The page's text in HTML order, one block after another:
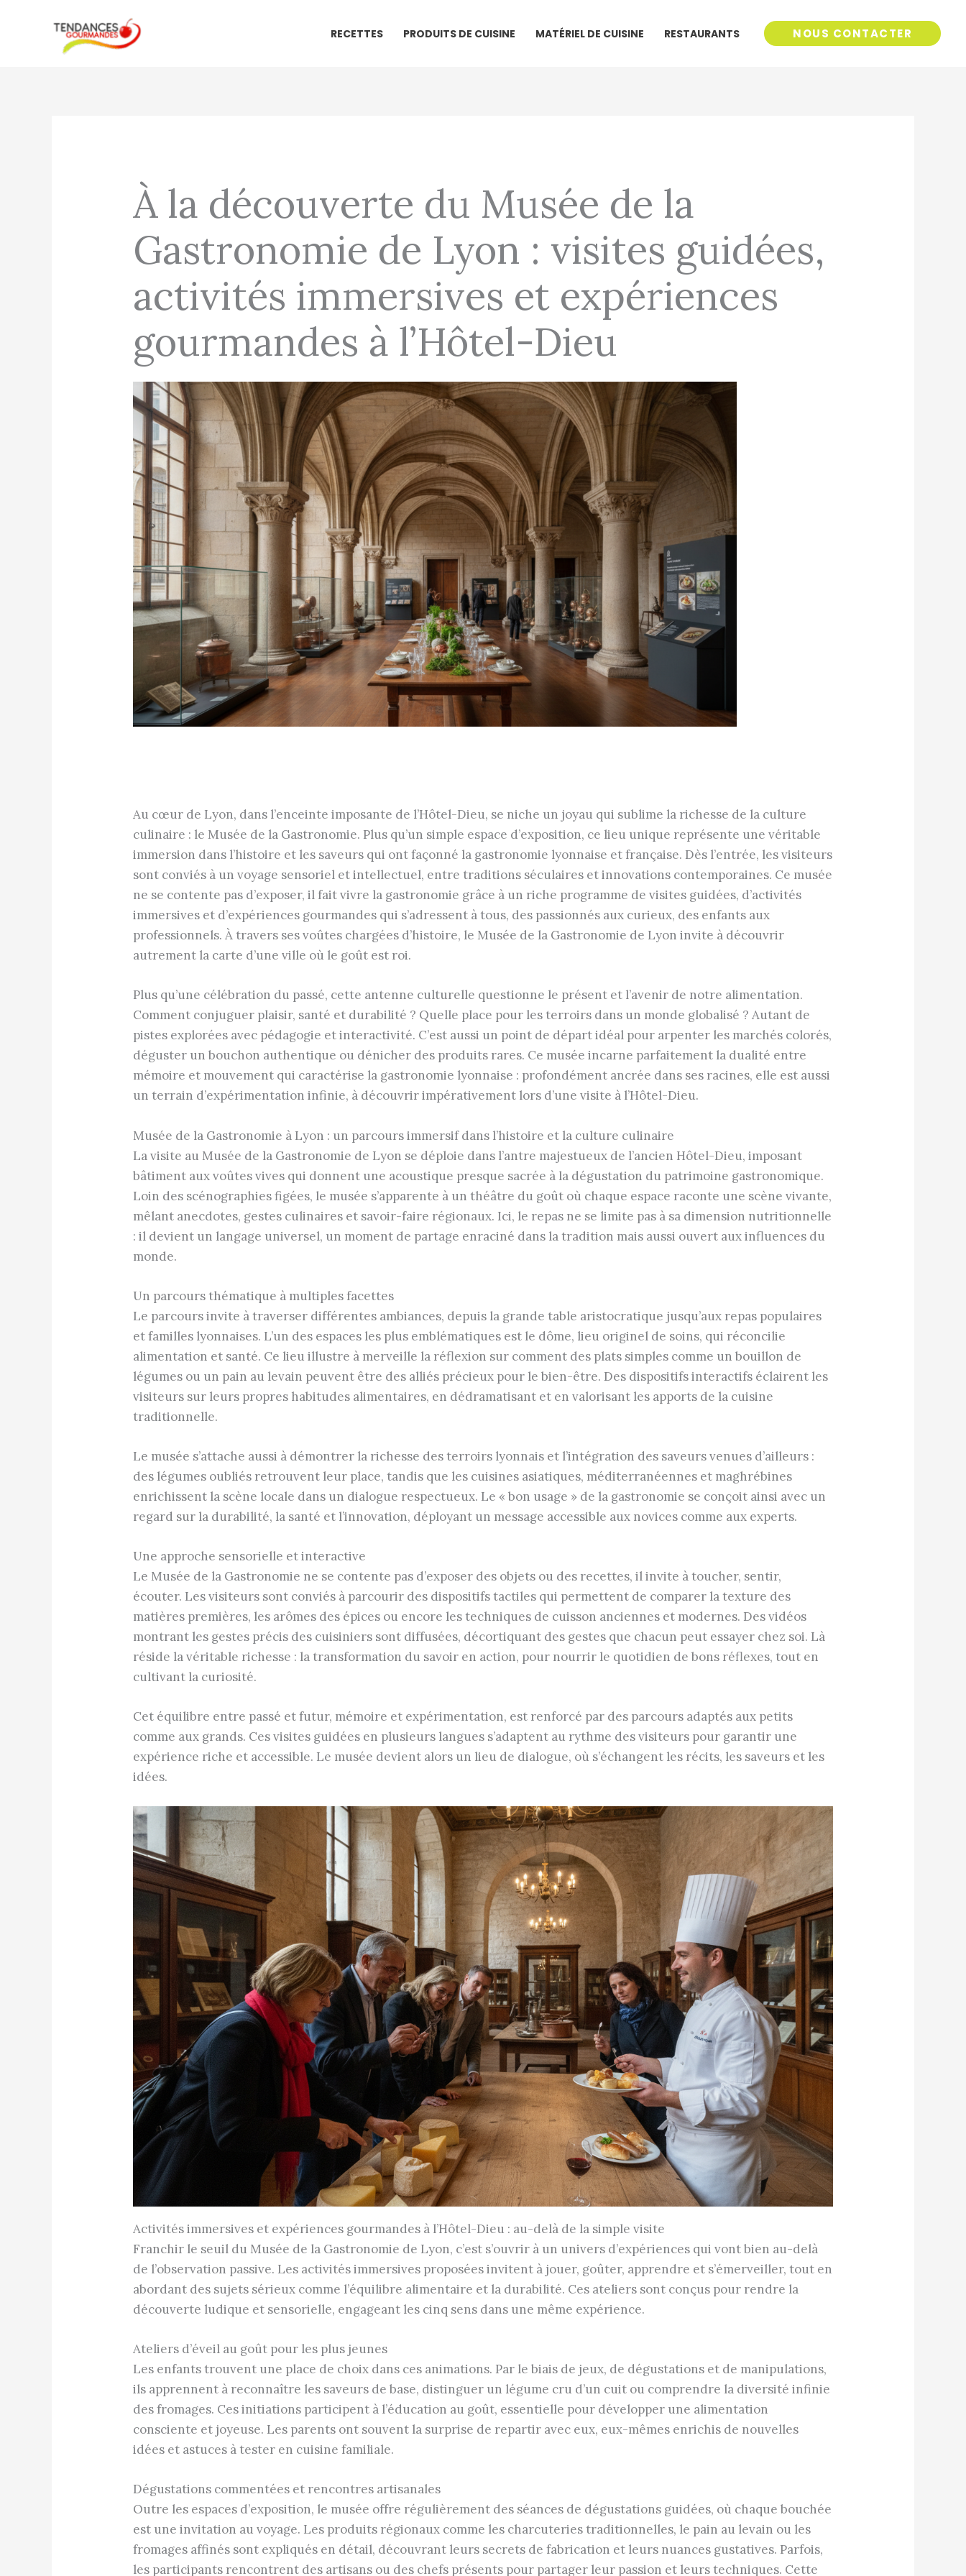
RECETTES PRODUITS DE CUISINE MATÉRIEL DE CUISINE RESTAURANTS NOUS CONTACTER
À la découverte du Musée de la
Gastronomie de Lyon : visites guidées,
activités immersives et expériences
gourmandes à l’Hôtel-Dieu
Au cœur de Lyon, dans l’enceinte imposante de l’Hôtel-Dieu, se niche un joyau qui sublime la richesse de la culture
culinaire : le Musée de la Gastronomie. Plus qu’un simple espace d’exposition, ce lieu unique représente une véritable
immersion dans l’histoire et les saveurs qui ont façonné la gastronomie lyonnaise et française. Dès l’entrée, les visiteurs
sont conviés à un voyage sensoriel et intellectuel, entre traditions séculaires et innovations contemporaines. Ce musée
ne se contente pas d’exposer, il fait vivre la gastronomie grâce à un riche programme de visites guidées, d’activités
immersives et d’expériences gourmandes qui s’adressent à tous, des passionnés aux curieux, des enfants aux
professionnels. À travers ses voûtes chargées d’histoire, le Musée de la Gastronomie de Lyon invite à découvrir
autrement la carte d’une ville où le goût est roi.
Plus qu’une célébration du passé, cette antenne culturelle questionne le présent et l’avenir de notre alimentation.
Comment conjuguer plaisir, santé et durabilité ? Quelle place pour les terroirs dans un monde globalisé ? Autant de
pistes explorées avec pédagogie et interactivité. C’est aussi un point de départ idéal pour arpenter les marchés colorés,
déguster un bouchon authentique ou dénicher des produits rares. Ce musée incarne parfaitement la dualité entre
mémoire et mouvement qui caractérise la gastronomie lyonnaise : profondément ancrée dans ses racines, elle est aussi
un terrain d’expérimentation infinie, à découvrir impérativement lors d’une visite à l’Hôtel-Dieu.
Musée de la Gastronomie à Lyon : un parcours immersif dans l’histoire et la culture culinaire
La visite au Musée de la Gastronomie de Lyon se déploie dans l’antre majestueux de l’ancien Hôtel-Dieu, imposant
bâtiment aux voûtes vives qui donnent une acoustique presque sacrée à la dégustation du patrimoine gastronomique.
Loin des scénographies figées, le musée s’apparente à un théâtre du goût où chaque espace raconte une scène vivante,
mêlant anecdotes, gestes culinaires et savoir-faire régionaux. Ici, le repas ne se limite pas à sa dimension nutritionnelle
: il devient un langage universel, un moment de partage enraciné dans la tradition mais aussi ouvert aux influences du
monde.
Un parcours thématique à multiples facettes
Le parcours invite à traverser différentes ambiances, depuis la grande table aristocratique jusqu’aux repas populaires
et familles lyonnaises. L’un des espaces les plus emblématiques est le dôme, lieu originel de soins, qui réconcilie
alimentation et santé. Ce lieu illustre à merveille la réflexion sur comment des plats simples comme un bouillon de
légumes ou un pain au levain peuvent être des alliés précieux pour le bien-être. Des dispositifs interactifs éclairent les
visiteurs sur leurs propres habitudes alimentaires, en dédramatisant et en valorisant les apports de la cuisine
traditionnelle.
Le musée s’attache aussi à démontrer la richesse des terroirs lyonnais et l’intégration des saveurs venues d’ailleurs :
des légumes oubliés retrouvent leur place, tandis que les cuisines asiatiques, méditerranéennes et maghrébines
enrichissent la scène locale dans un dialogue respectueux. Le « bon usage » de la gastronomie se conçoit ainsi avec un
regard sur la durabilité, la santé et l’innovation, déployant un message accessible aux novices comme aux experts.
Une approche sensorielle et interactive
Le Musée de la Gastronomie ne se contente pas d’exposer des objets ou des recettes, il invite à toucher, sentir,
écouter. Les visiteurs sont conviés à parcourir des dispositifs tactiles qui permettent de comparer la texture des
matières premières, les arômes des épices ou encore les techniques de cuisson anciennes et modernes. Des vidéos
montrant les gestes précis des cuisiniers sont diffusées, décortiquant des gestes que chacun peut essayer chez soi. Là
réside la véritable richesse : la transformation du savoir en action, pour nourrir le quotidien de bons réflexes, tout en
cultivant la curiosité.
Cet équilibre entre passé et futur, mémoire et expérimentation, est renforcé par des parcours adaptés aux petits
comme aux grands. Ces visites guidées en plusieurs langues s’adaptent au rythme des visiteurs pour garantir une
expérience riche et accessible. Le musée devient alors un lieu de dialogue, où s’échangent les récits, les saveurs et les
idées.
Activités immersives et expériences gourmandes à l’Hôtel-Dieu : au-delà de la simple visite
Franchir le seuil du Musée de la Gastronomie de Lyon, c’est s’ouvrir à un univers d’expériences qui vont bien au-delà
de l’observation passive. Les activités immersives proposées invitent à jouer, goûter, apprendre et s’émerveiller, tout en
abordant des sujets sérieux comme l’équilibre alimentaire et la durabilité. Ces ateliers sont conçus pour rendre la
découverte ludique et sensorielle, engageant les cinq sens dans une même expérience.
Ateliers d’éveil au goût pour les plus jeunes
Les enfants trouvent une place de choix dans ces animations. Par le biais de jeux, de dégustations et de manipulations,
ils apprennent à reconnaître les saveurs de base, distinguer un légume cru d’un cuit ou comprendre la diversité infinie
des fromages. Ces initiations participent à l’éducation au goût, essentielle pour développer une alimentation
consciente et joyeuse. Les parents ont souvent la surprise de repartir avec eux, eux-mêmes enrichis de nouvelles
idées et astuces à tester en cuisine familiale.
Dégustations commentées et rencontres artisanales
Outre les espaces d’exposition, le musée offre régulièrement des séances de dégustations guidées, où chaque bouchée
est une invitation au voyage. Les produits régionaux comme les charcuteries traditionnelles, le pain au levain ou les
fromages affinés sont expliqués en détail, découvrant leurs secrets de fabrication et leurs nuances gustatives. Parfois,
les participants rencontrent des artisans ou des chefs présents pour partager leur passion et leurs techniques. Cette